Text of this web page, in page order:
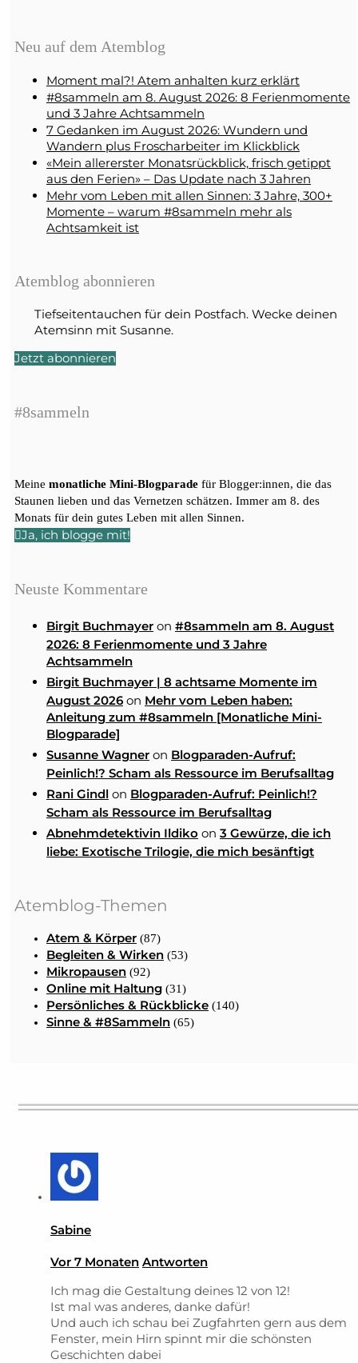
Neu auf dem Atemblog
Moment mal?! Atem anhalten kurz erklärt
#8sammeln am 8. August 2026: 8 Ferienmomente
und 3 Jahre Achtsammeln
7 Gedanken im August 2026: Wundern und
Wandern plus Froscharbeiter im Klickblick
«Mein allererster Monatsrückblick, frisch getippt
aus den Ferien» – Das Update nach 3 Jahren
Mehr vom Leben mit allen Sinnen: 3 Jahre, 300+
Momente – warum #8sammeln mehr als
Achtsamkeit ist
Atemblog abonnieren
Tiefseitentauchen für dein Postfach. Wecke deinen
Atemsinn mit Susanne.
Jetzt abonnieren
#8sammeln
Meine monatliche Mini-Blogparade für Blogger:innen, die das
Staunen lieben und das Vernetzen schätzen. Immer am 8. des
Monats für dein gutes Leben mit allen Sinnen.
Ja, ich blogge mit!
Neuste Kommentare
Birgit Buchmayer on #8sammeln am 8. August
2026: 8 Ferienmomente und 3 Jahre
Achtsammeln
Birgit Buchmayer | 8 achtsame Momente im
August 2026 on Mehr vom Leben haben:
Anleitung zum #8sammeln [Monatliche Mini-
Blogparade]
Susanne Wagner on Blogparaden-Aufruf:
Peinlich!? Scham als Ressource im Berufsalltag
Rani Gindl on Blogparaden-Aufruf: Peinlich!?
Scham als Ressource im Berufsalltag
Abnehmdetektivin Ildiko on 3 Gewürze, die ich
liebe: Exotische Trilogie, die mich besänftigt
Atemblog-Themen
Atem & Körper (87)
Begleiten & Wirken (53)
Mikropausen (92)
Online mit Haltung (31)
Persönliches & Rückblicke (140)
Sinne & #8Sammeln (65)
Sabine
Vor 7 Monaten Antworten
Ich mag die Gestaltung deines 12 von 12!
Ist mal was anderes, danke dafür!
Und auch ich schau bei Zugfahrten gern aus dem
Fenster, mein Hirn spinnt mir die schönsten
Geschichten dabei